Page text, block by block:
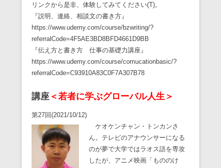
リンクから是非、体験してみてください(T)。
『説明、連絡、相談文の書き方』
https://www.udemy.com/course/bzwriting/?
referralCode=4F5AE3BD8BFD4661D9BB
『伝え方と書き方 仕事の基礎力講座』
https://www.udemy.com/course/comucationbasic/?
referralCode=C93910A83C0F7A307B78
講座 ＜若者に学ぶグローバル人生＞
第27回(2021/10/12)
ケオケンチャン・トンカンさ
ん。テレビのアナウンサーになる
のが夢で大学ではラオス語を専攻
したが、アニメ映画「もののけ